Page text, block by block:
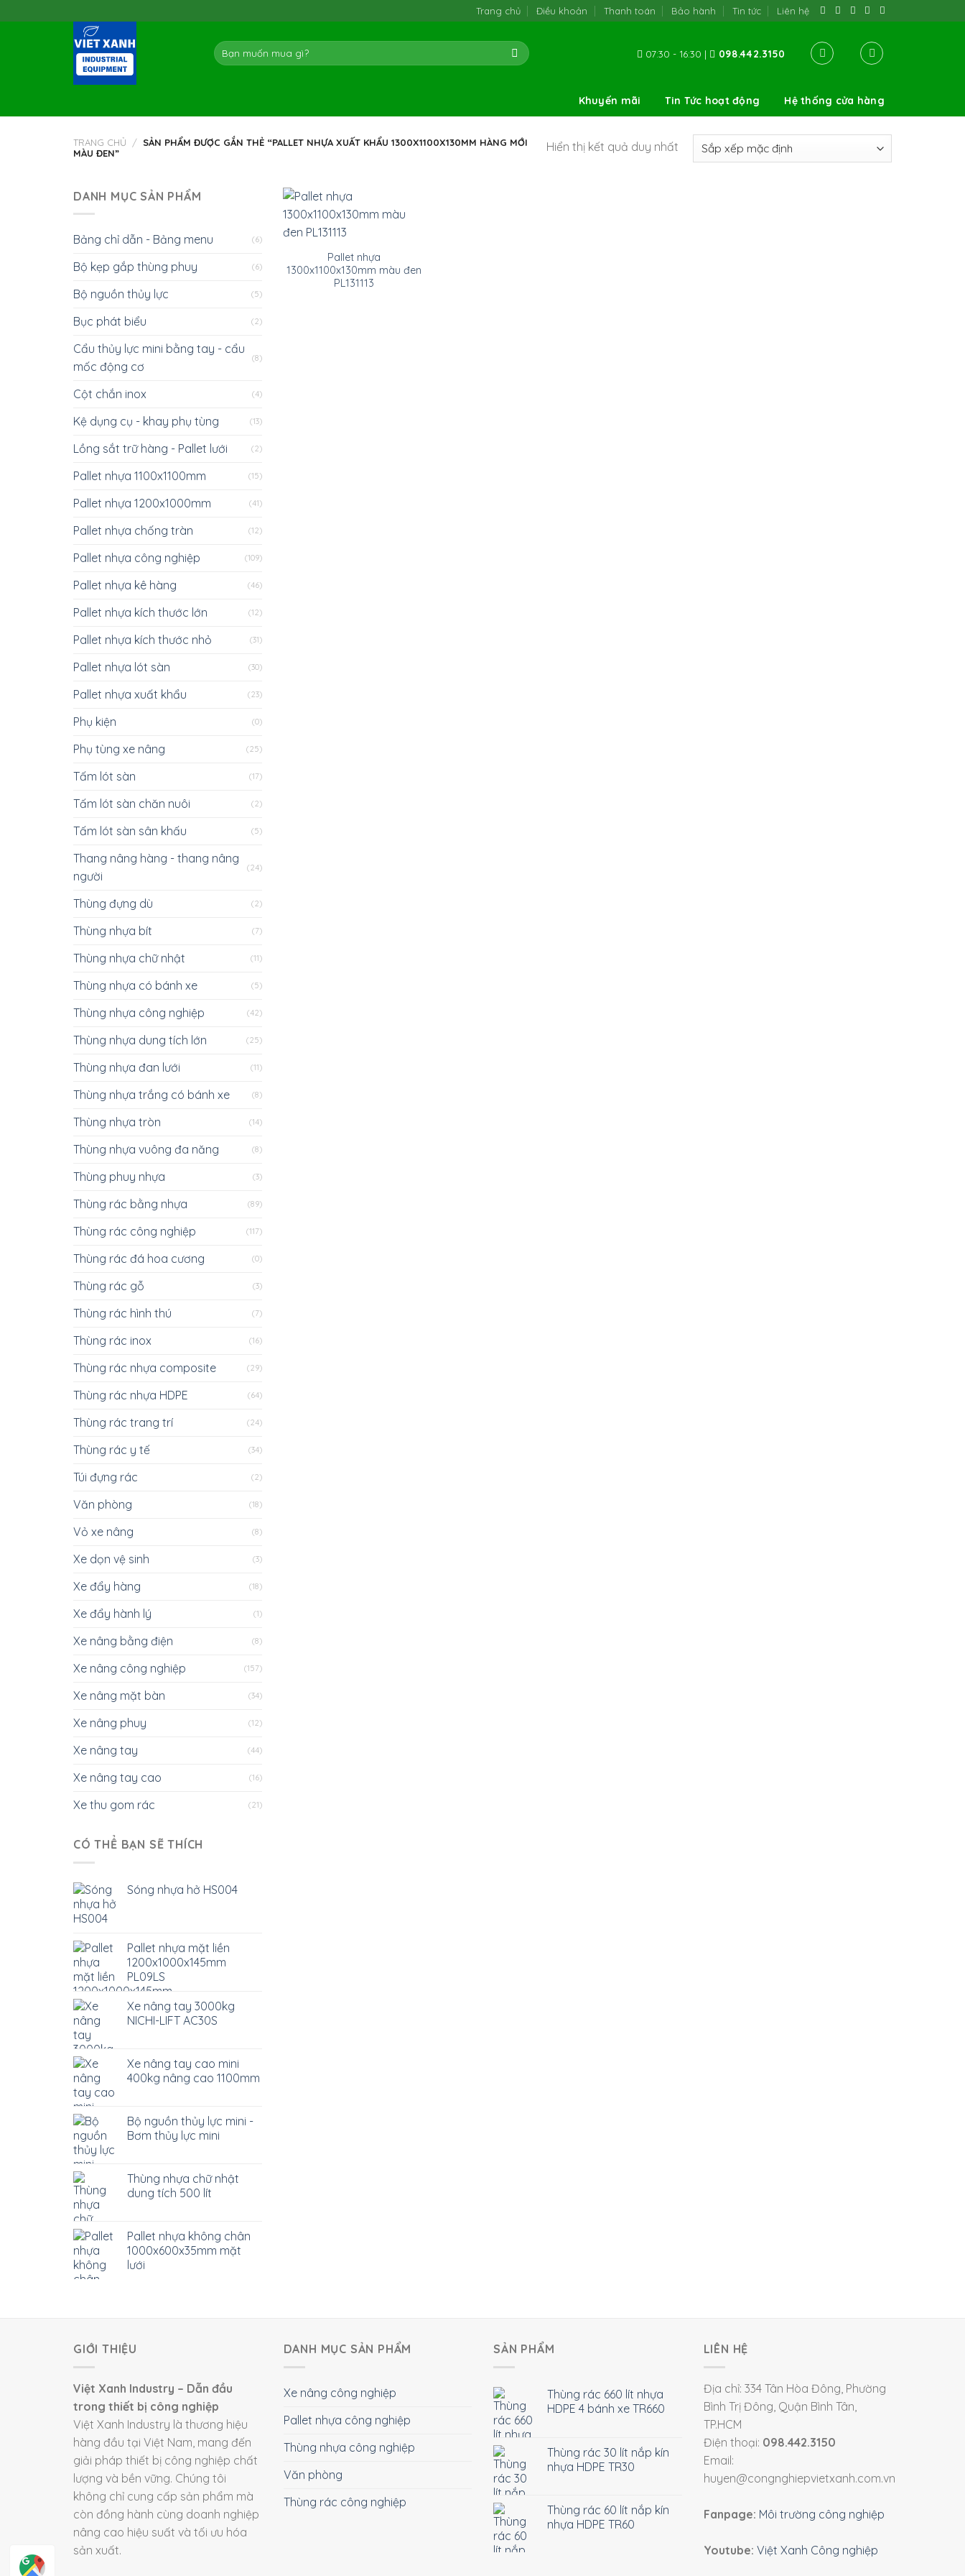
to
Trang chủ Điều khoản Thanh toán Bảo hành Tin tức Liên hệ
Tìm
kiếm:
07:30 - 16:30 | 098.442.3150
Khuyến mãi Tin Tức hoạt động Hệ thống cửa hàng
TRANG CHỦ / SẢN PHẨM ĐƯỢC GẮN THẺ “PALLET NHỰA XUẤT KHẨU 1300X1100X130MM HÀNG MỚI
MÀU ĐEN”
Hiển thị kết quả duy nhất
DANH MỤC SẢN PHẨM
Bảng chỉ dẫn - Bảng menu (6)
Bộ kẹp gắp thùng phuy (6)
Bộ nguồn thủy lực (5)
Bục phát biểu (2)
Cẩu thủy lực mini bằng tay - cẩu
mốc động cơ
(8)
Cột chắn inox (4)
Kệ dụng cụ - khay phụ tùng (13)
Lồng sắt trữ hàng - Pallet lưới (2)
Pallet nhựa 1100x1100mm (15)
Pallet nhựa 1200x1000mm (41)
Pallet nhựa chống tràn (12)
Pallet nhựa công nghiệp (109)
Pallet nhựa kê hàng (46)
Pallet nhựa kích thước lớn (12)
Pallet nhựa kích thước nhỏ (31)
Pallet nhựa lót sàn (30)
Pallet nhựa xuất khẩu (23)
Phụ kiện (0)
Phụ tùng xe nâng (25)
Tấm lót sàn (17)
Tấm lót sàn chăn nuôi (2)
Tấm lót sàn sân khấu (5)
Thang nâng hàng - thang nâng
người
(24)
Thùng đựng dù (2)
Thùng nhựa bít (7)
Thùng nhựa chữ nhật (11)
Thùng nhựa có bánh xe (5)
Thùng nhựa công nghiệp (42)
Thùng nhựa dung tích lớn (25)
Thùng nhựa đan lưới (11)
Thùng nhựa trắng có bánh xe (8)
Thùng nhựa tròn (14)
Thùng nhựa vuông đa năng (8)
Thùng phuy nhựa (3)
Thùng rác bằng nhựa (89)
Thùng rác công nghiệp (117)
Thùng rác đá hoa cương (0)
Thùng rác gỗ (3)
Thùng rác hình thú (7)
Thùng rác inox (16)
Thùng rác nhựa composite (29)
Thùng rác nhựa HDPE (64)
Thùng rác trang trí (24)
Thùng rác y tế (34)
Túi đựng rác (2)
Văn phòng (18)
Vỏ xe nâng (8)
Xe dọn vệ sinh (3)
Xe đẩy hàng (18)
Xe đẩy hành lý (1)
Xe nâng bằng điện (8)
Xe nâng công nghiệp (157)
Xe nâng mặt bàn (34)
Xe nâng phuy (12)
Xe nâng tay (44)
Xe nâng tay cao (16)
Xe thu gom rác (21)
CÓ THỂ BẠN SẼ THÍCH
Sóng nhựa hở HS004
Pallet nhựa mặt liền
1200x1000x145mm
PL09LS
Xe nâng tay 3000kg
NICHI-LIFT AC30S
Xe nâng tay cao mini
400kg nâng cao 1100mm
Bộ nguồn thủy lực mini -
Bơm thủy lực mini
Thùng nhựa chữ nhật
dung tích 500 lít
Pallet nhựa không chân
1000x600x35mm mặt
lưới
Pallet nhựa
1300x1100x130mm màu đen
PL131113
GIỚI THIỆU
Việt Xanh Industry – Dẫn đầu
trong thiết bị công nghiệp
Việt Xanh Industry là thương hiệu
hàng đầu tại Việt Nam, mang đến
giải pháp thiết bị công nghiệp chất
lượng và bền vững. Chúng tôi
không chỉ cung cấp sản phẩm mà
còn đồng hành cùng doanh nghiệp
nâng cao hiệu suất và tối ưu hóa
sản xuất.
DANH MỤC SẢN PHẨM
Xe nâng công nghiệp
Pallet nhựa công nghiệp
Thùng nhựa công nghiệp
Văn phòng
Thùng rác công nghiệp
SẢN PHẨM
Thùng rác 660 lít nhựa
HDPE 4 bánh xe TR660
Thùng rác 30 lít nắp kín
nhựa HDPE TR30
Thùng rác 60 lít nắp kín
nhựa HDPE TR60
LIÊN HỆ
Địa chỉ: 334 Tân Hòa Đông, Phường
Bình Trị Đông, Quận Bình Tân,
TP.HCM
Điện thoại: 098.442.3150
Email:
huyen@congnghiepvietxanh.com.vn
Fanpage: Môi trường công nghiệp
Youtube: Việt Xanh Công nghiệp